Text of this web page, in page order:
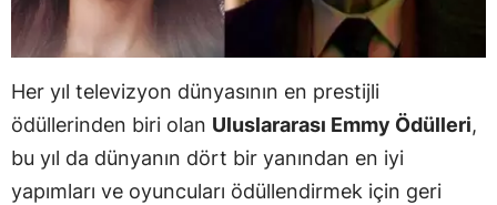
Her yıl televizyon dünyasının en prestijli
ödüllerinden biri olan Uluslararası Emmy Ödülleri,
bu yıl da dünyanın dört bir yanından en iyi
yapımları ve oyuncuları ödüllendirmek için geri